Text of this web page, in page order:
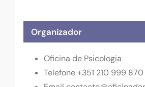
Organizador
Oficina de Psicologia
Telefone+351 210 999 870